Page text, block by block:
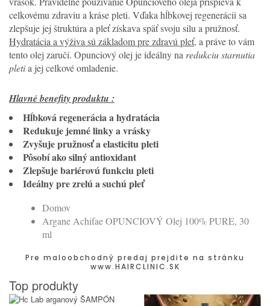
celkovému zdraviu a kráse pleti. Vďaka hĺbkovej regenerácii sa
zlepšuje jej štruktúra a pleť získava späť svoju silu a pružnosť.
Hydratácia a výživa sú základom pre zdravú pleť, a práve to vám
tento olej zaručí. Opunciový olej je ideálny na redukciu starnutia
pletia jej celkové omladenie.
Hlavné benefity produktu :
Hĺbková regenerácia a hydratácia
Redukuje jemné linky a vrásky
Zvyšuje pružnosť a elasticitu pleti
Pôsobí ako silný antioxidant
Zlepšuje bariérovú funkciu pleti
Ideálny pre zrelú a suchú pleť
Domov
Argane Achifae OPUNCIOVÝ Olej 100% PURE, 30
ml
Pre maloobchodný predaj prejdite na stránku
www.HAIRCLINIC.SK
Top produkty